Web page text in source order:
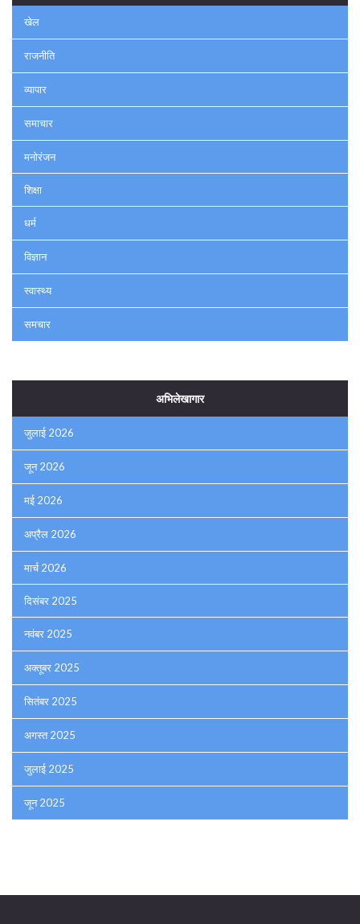
खेल
राजनीति
व्यापार
समाचार
मनोरंजन
शिक्षा
धर्म
विज्ञान
स्वास्थ्य
समचार
अभिलेखागार
जुलाई 2026
जून 2026
मई 2026
अप्रैल 2026
मार्च 2026
दिसंबर 2025
नवंबर 2025
अक्तूबर 2025
सितंबर 2025
अगस्त 2025
जुलाई 2025
जून 2025